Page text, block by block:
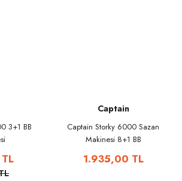
3+1 BB
Captain
Captain Storky 6000 Sazan
Makinesi 8+1 BB
1.935,00 TL